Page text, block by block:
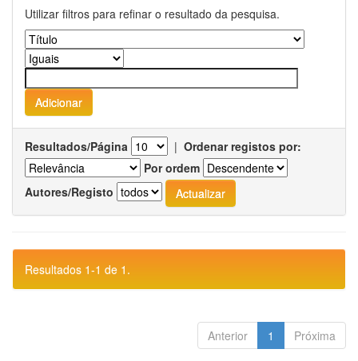
Utilizar filtros para refinar o resultado da pesquisa.
Resultados/Página | Ordenar registos por:
Por ordem
Autores/Registo
Resultados 1-1 de 1.
Anterior 1 Próxima